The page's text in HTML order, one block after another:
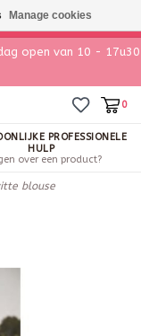
open van 10 - 17u30
0
PROFESSIONELE
HULP
over een product?
blouse
Manage cookies